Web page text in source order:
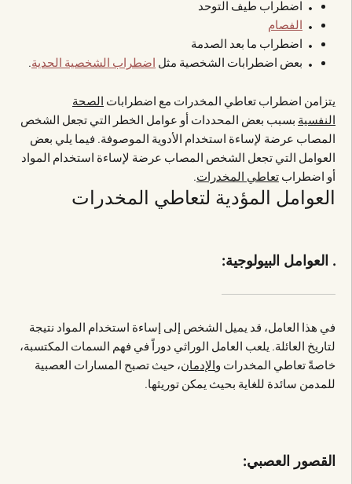
اضطراب طيف التوحد
الفصام
اضطراب ما بعد الصدمة
بعض اضطرابات الشخصية مثل اضطراب الشخصية الحدية.
يتزامن اضطراب تعاطي المخدرات مع اضطرابات الصحة
النفسية بسبب بعض المحددات أو عوامل الخطر التي تجعل الشخص
المصاب عرضة لإساءة استخدام الأدوية الموصوفة. فيما يلي بعض
العوامل التي تجعل الشخص المصاب عرضة لإساءة استخدام المواد
أو اضطرابتعاطي المخدرات.
العوامل المؤدية لتعاطي المخدرات
. العوامل البيولوجية:
في هذا العامل، قد يميل الشخص إلى إساءة استخدام المواد نتيجة
لتاريخ العائلة. يلعب العامل الوراثي دوراً في فهم السمات المكتسبة،
خاصةً تعاطي المخدرات والإدمان، حيث تصبح المسارات العصبية
للمدمن سائدة للغاية بحيث يمكن توريثها.
القصور العصبي: